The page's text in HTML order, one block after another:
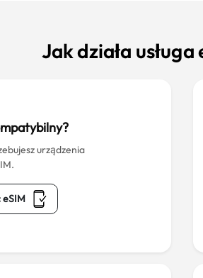
Jak działa
urządzenia
eSIM